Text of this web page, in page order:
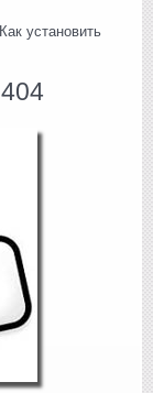
установить